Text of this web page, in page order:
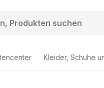
Kleider, Schuhe